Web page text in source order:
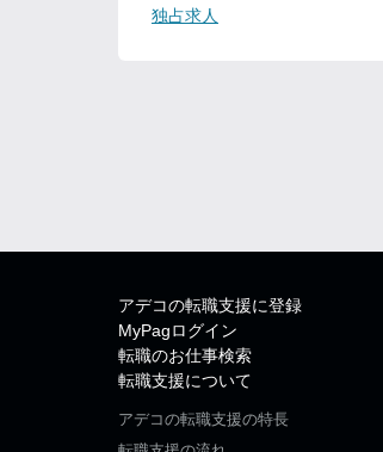
独占求人
アデコの転職支援に登録
MyPagログイン
転職のお仕事検索
転職支援について
アデコの転職支援の特長